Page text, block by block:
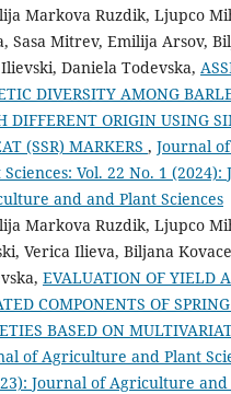
Markova Ruzdik, Ljupco
Sasa Mitrev, Emilija Arsov,
Daniela Todevska,
DIVERSITY AMONG
DIFFERENT ORIGIN USING
(SSR) MARKERS , Journal
Sciences: Vol. 22 No. 1 (2024):
and and Plant Sciences
Markova Ruzdik, Ljupco
Verica Ilieva, Biljana
EVALUATION OF YIELD
COMPONENTS OF
BASED ON
of Agriculture and Plant
Journal of Agriculture